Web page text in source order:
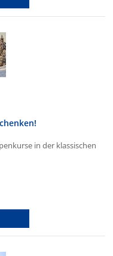
in der klassischen